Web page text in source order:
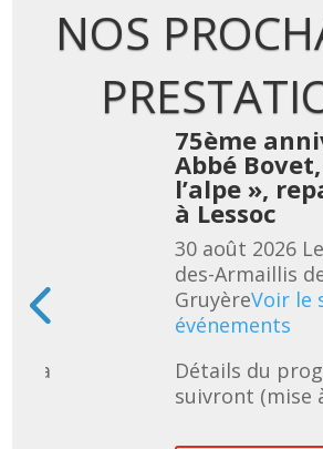
NOS
75ème
Abbé
l’alpe »,
à Lessoc
30 août 2026
des-Armaillis
GruyèreVoir le
événements
Détails du
suivront (mise